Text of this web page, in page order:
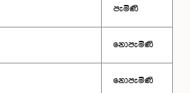
පැමිණි
නොපැමිණි
නොපැමිණි